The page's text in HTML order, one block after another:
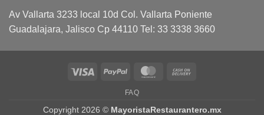
Av Vallarta 3233 local 10d Col. Vallarta Poniente
Guadalajara, Jalisco Cp 44110 Tel: 33 3338 3660
Visa PayPal MasterCard
FAQ
Copyright 2026 © MayoristaRestaurantero.mx